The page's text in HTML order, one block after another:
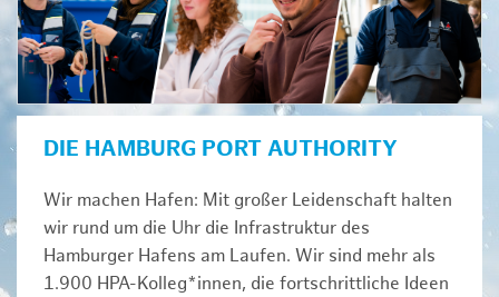
DIE HAMBURG PORT AUTHORITY
Wir machen Hafen: Mit großer Leidenschaft halten
wir rund um die Uhr die Infrastruktur des
Hamburger Hafens am Laufen. Wir sind mehr als
1.900 HPA-Kolleg*innen, die fortschrittliche Ideen